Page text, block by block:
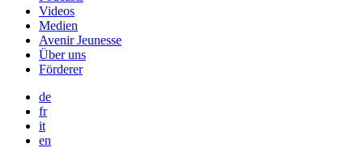
Videos
Medien
Avenir Jeunesse
Über uns
Förderer
de
fr
it
en